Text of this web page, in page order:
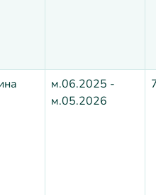
м.06.2025 -
м.05.2026